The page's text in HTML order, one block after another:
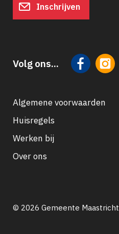
Inschrijven
Volg ons...
Footer
navigatie
Algemene voorwaarden
Huisregels
Werken bij
Over ons
© 2026 Gemeente Maastricht